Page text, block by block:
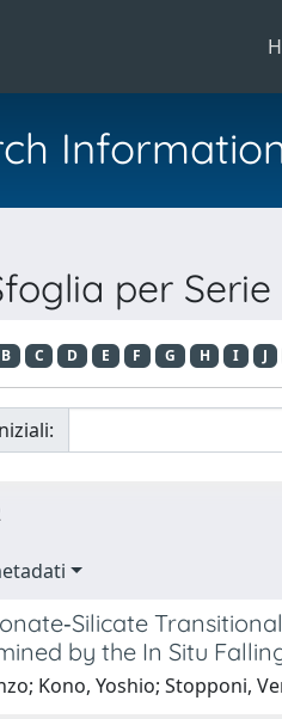
per Serie
B C D E F G H I J
by the In Situ
Kono, Yoshio; Stopponi,